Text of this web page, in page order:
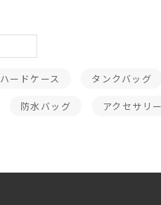
ハードケース タンクバッグ
防水バッグ アクセサリ